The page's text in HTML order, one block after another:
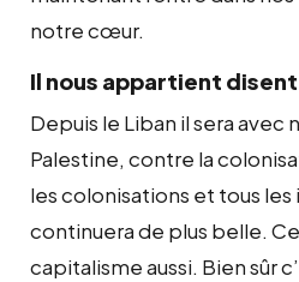
notre cœur.
Il nous appartient
Depuis le Liban il sera avec
Palestine, contre la
les colonisations et tous
continuera de plus belle.
capitalisme aussi. Bien sûr